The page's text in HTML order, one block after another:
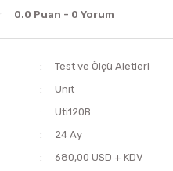
0.0 Puan - 0 Yorum
Test ve Ölçü Aletleri
Unit
Uti120B
24 Ay
680,00 USD + KDV